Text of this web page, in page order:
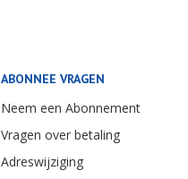
ABONNEE VRAGEN
Neem een Abonnement
Vragen over betaling
Adreswijziging